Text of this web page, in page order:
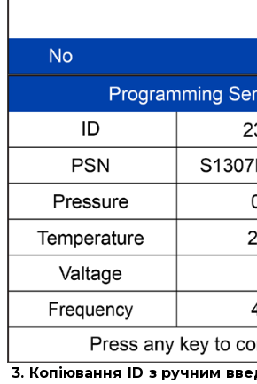
3. Копіювання ID з ручним